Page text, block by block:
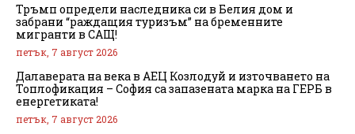
Тръмп определи наследника си в Белия дом и
забрани “раждащия туризъм” на бременните
мигранти в САЩ!
петък, 7 август 2026
Далаверата на века в АЕЦ Козлодуй и източването на
Топлофикация – София са запазената марка на ГЕРБ в
енергетиката!
петък, 7 август 2026